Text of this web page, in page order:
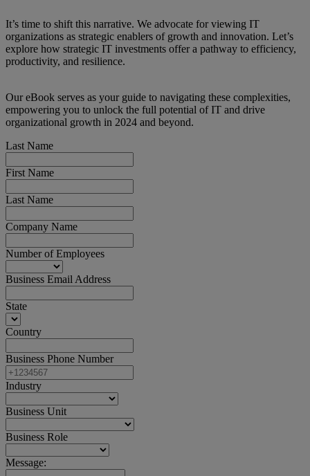
It’s time to shift this narrative. We advocate for viewing IT
organizations as strategic enablers of growth and innovation. Let’s
explore how strategic IT investments offer a pathway to efficiency,
productivity, and resilience.
Our eBook serves as your guide to navigating these complexities,
empowering you to unlock the full potential of IT and drive
organizational growth in 2024 and beyond.
Last Name
First Name
Last Name
Company Name
Number of Employees
Business Email Address
State
Country
Business Phone Number
Industry
Business Unit
Business Role
Message: